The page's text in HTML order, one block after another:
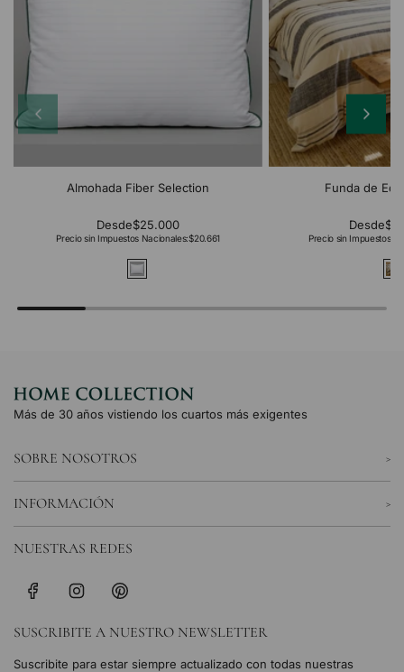
Almohada Fiber Selection
Desde$25.000
Precio sin Impuestos Nacionales:$20.661
Funda de
Desde
Precio sin Impuestos
Más de 30 años vistiendo los cuartos más exigentes
SOBRE NOSOTROS
INFORMACIÓN
SUSCRIBITE A NUESTRO NEWSLETTER
Suscribite para estar siempre actualizado con todas nuestras
NUESTRAS REDES